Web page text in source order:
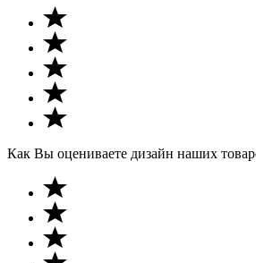
Как Вы оцениваете дизайн наших